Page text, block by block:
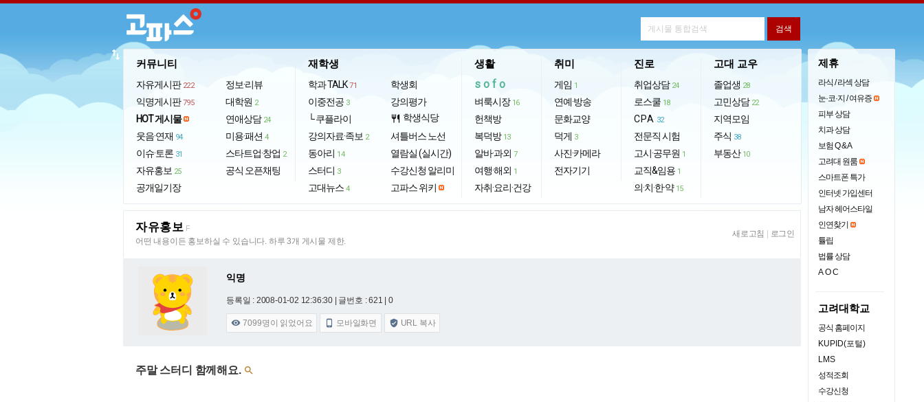
커뮤니티
자유게시판 222
익명게시판 795
HOT 게시물
웃음·연재 94
이슈·토론 31
자유홍보 25
공개일기장
정보·리뷰
대학원 2
연애상담 24
미용·패션 4
스타트업·창업 2
공식 오픈채팅
재학생
학과 TALK 71
이중전공 3
└ 쿠플라이
강의자료·족보 2
동아리 14
스터디 3
고대뉴스 4
학생회
강의평가
restaurant 학생식당
셔틀버스 노선
열람실 (실시간)
수강신청 알리미
고파스 위키
생활
sofo
벼룩시장 16
헌책방
복덕방 13
알바·과외 7
여행·해외 1
자취·요리·건강
취미
게임 1
연예·방송
문화교양
덕게 3
사진·카메라
전자기기
진로
취업상담 24
로스쿨 18
CPA 32
전문직 시험
고시·공무원 1
교직&임용 1
의·치·한·약 15
고대 교우
졸업생 28
고민상담 22
지역모임
주식 38
부동산 10
import_export
자유홍보 F
어떤 내용이든 홍보하실 수 있습니다. 하루 3개 게시물 제한.
새로고침 로그인
익명
등록일 : 2008-01-02 12:36:30 | 글번호 : 621 | 0
 7099명이 읽었어요  모바일화면  URL 복사
주말 스터디 함께해요. 
제휴
라식 / 라섹 상담
눈·코·지 / 여유증
피부 상담
치과 상담
보험 Q & A
고려대 원룸
스마트폰 특가
인터넷 가입센터
남자 헤어스타일
인연찾기
튤립
법률 상담
AOC
고려대학교
공식 홈페이지
KUPID(포털)
LMS
성적조회
수강신청